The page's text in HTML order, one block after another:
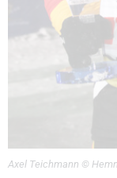
Axel Teichmann ©